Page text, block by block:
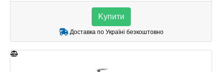
Kупити
Доставка по Україні безкоштовно